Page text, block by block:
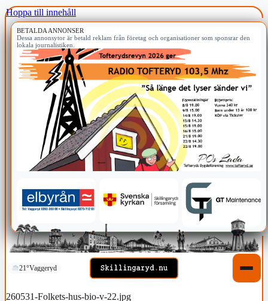
Hoppa till innehåll
BETALDA ANNONSER
Dessa annonsytor är betald reklam från företag och organisationer som sponsrar den
lokala journalistiken.
21°Vaggeryd
260531-Folkets-hus-bio-v-22.jpg